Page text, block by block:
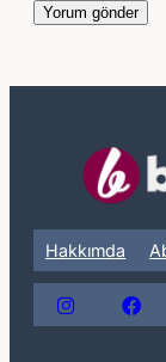
Hakkımda